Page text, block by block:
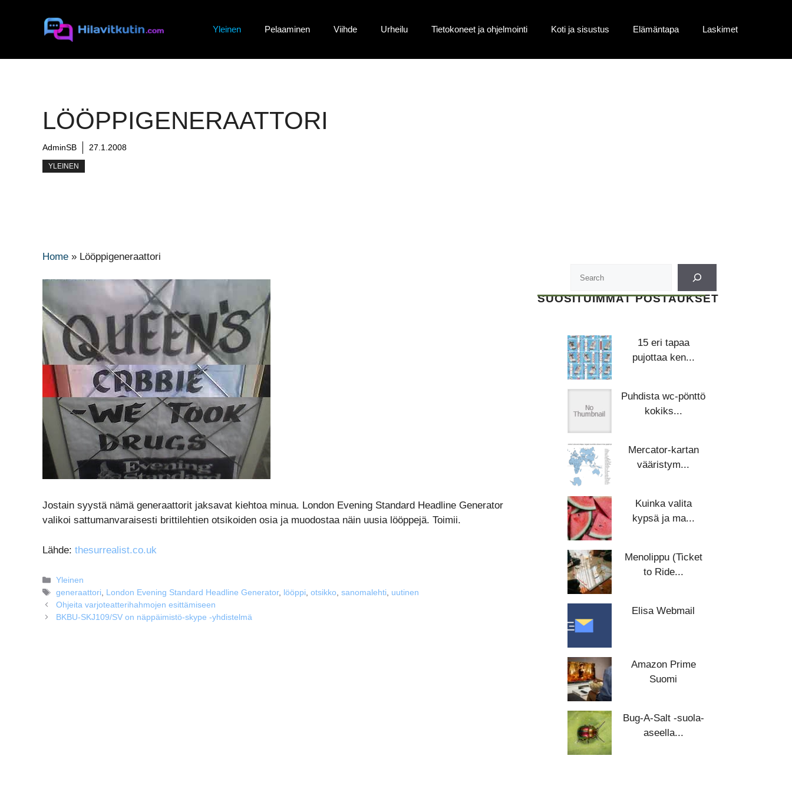
Yleinen Pelaaminen Viihde Urheilu Tietokoneet ja ohjelmointi Koti ja sisustus Elämäntapa Laskimet
LÖÖPPIGENERAATTORI
AdminSB 27.1.2008
YLEINEN
Home » Lööppigeneraattori
Jostain syystä nämä generaattorit jaksavat kiehtoa minua. London Evening Standard Headline Generator
valikoi sattumanvaraisesti brittilehtien otsikoiden osia ja muodostaa näin uusia lööppejä. Toimii.
Lähde: thesurrealist.co.uk
Kategoriat
Yleinen
Avainsanat
generaattori, London Evening Standard Headline Generator, lööppi,otsikko,sanomalehti, uutinen
Ohjeita varjoteatterihahmojen esittämiseen
BKBU-SKJ109/SV on näppäimistö-skype -yhdistelmä
SUOSITUIMMAT POSTAUKSET
15 eri tapaa
pujottaa ken...
Puhdista wc-pönttö
kokiks...
Mercator-kartan
vääristym...
Kuinka valita
kypsä ja ma...
Menolippu (Ticket
to Ride...
Elisa Webmail
Amazon Prime
Suomi
Bug-A-Salt -suola-
aseella...